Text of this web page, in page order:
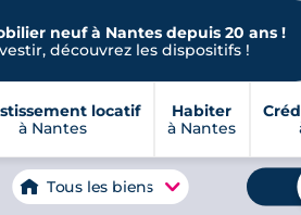
neuf à Nantes depuis 20 ans !
découvrez les dispositifs !
locatif
à Nantes
Habiter
à Nantes
Tous les biens